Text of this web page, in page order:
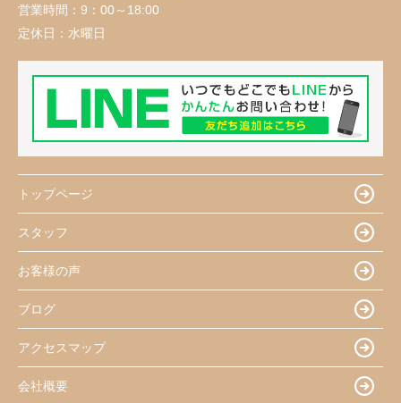
営業時間： 9：00～18:00
定休日： 水曜日
トップページ
スタッフ
お客様の声
ブログ
アクセスマップ
会社概要